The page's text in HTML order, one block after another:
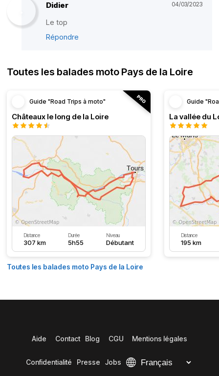
Didier 04/03/2023
Le top
Répondre
Toutes les balades moto Pays de la Loire
Guide "Road Trips à moto"
Châteaux le long de la Loire
Distance
307 km
Durée
5h55
Niveau
Débutant
Guide
La vallée du
Distance
195 km
Toutes les balades moto Pays de la Loire
Aide Contact Blog CGU Mentions légales
Confidentialité Presse Jobs